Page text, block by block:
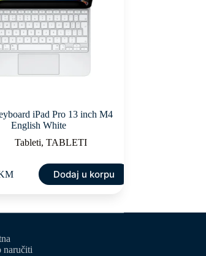
iPad Pro 13 inch M4
English White
Tableti, TABLETI
Dodaj u korpu
naručiti